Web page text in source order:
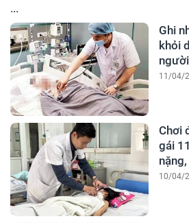
...
Ghi
khỏi
11/04/
Chơi
gái
10/04/